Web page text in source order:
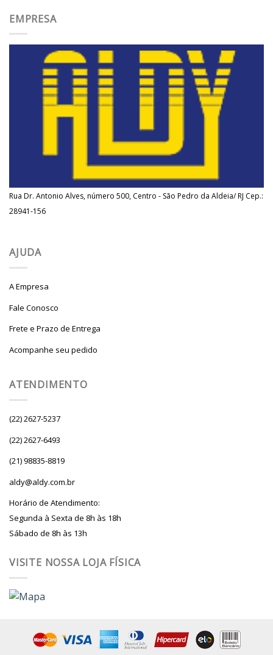
EMPRESA
Rua Dr. Antonio Alves, número 500, Centro - São Pedro da Aldeia/ RJ Cep.:
28941-156
AJUDA
A Empresa
Fale Conosco
Frete e Prazo de Entrega
Acompanhe seu pedido
ATENDIMENTO
(22) 2627-5237
(22) 2627-6493
(21) 98835-8819
aldy@aldy.com.br
Horário de Atendimento:
Segunda à Sexta de 8h às 18h
Sábado de 8h às 13h
VISITE NOSSA LOJA FÍSICA